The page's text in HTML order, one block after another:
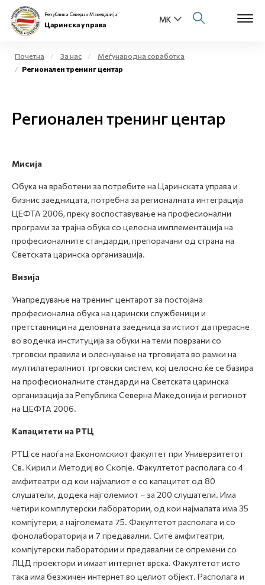
Физички лица
Open
Медиа центар
Контакт
Република Северна Македонија
Царинска управа
Почетна За нас
Меѓународна соработка
Регионален тренинг центар
Регионален тренинг центар
Мисија
Обука на вработени за потребите на Царинската управа и
бизнис заедницата, потребна за регионалната интеграција
ЦЕФТА 2006, преку воспоставување на професионални
програми за трајна обука со целосна имплементација на
професионалните стандарди, препорачани од страна на
Светската царинска организација.
Визија
Унапредување на тренинг центарот за постојана
професионална обука на царински службеници и
претставници на деловната заедница за истиот да прерасне
во водечка институција за обуки на теми поврзани со
трговски правила и олеснување на трговијата во рамки на
мултилатералниот трговски систем, кој целосно ќе се базира
на професионалните стандарди на Светската царинска
организација за Република Северна Македонија и регионот
на ЦЕФТА 2006.
Капацитети на РТЦ
РТЦ се наоѓа на Економскиот факултет при Универзитетот
Св. Кирил и Методиј во Скопје. Факултетот располага со 4
амфитеатри од кои најмалиот е со капацитет од 80
слушатели, додека најголемиот – за 200 слушатели. Има
четири комплутерски лаборатории, од кои најмалата има 35
компјутери, а најголемата 75. Факултетот располага и со
фонолабораторија и 7 предавални. Сите амфитеатри,
компјутерски лаборатории и предавални се опремени со
ЛЦД проектори и имаат интернет врска. Факултетот исто
така има безжичен интернет во целиот објект. Располага и